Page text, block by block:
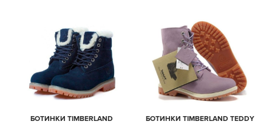
БОТИНКИ TIMBERLAND
БОТИНКИ TIMBERLAND TEDDY